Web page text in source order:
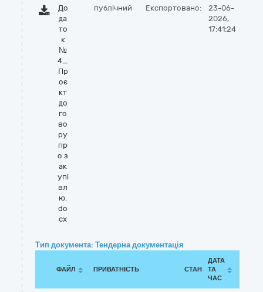
До
да
то
к
№
4_
Пр
оє
кт
до
го
во
ру
пр
о з
ак
упі
вл
ю.
do
cx
публічний Експортовано:
23-06-
2026,
17:41:24
Тип документа: Тендерна документація
ФАЙЛ ПРИВАТНІСТЬ СТАН
ДАТА
ТА
ЧАС